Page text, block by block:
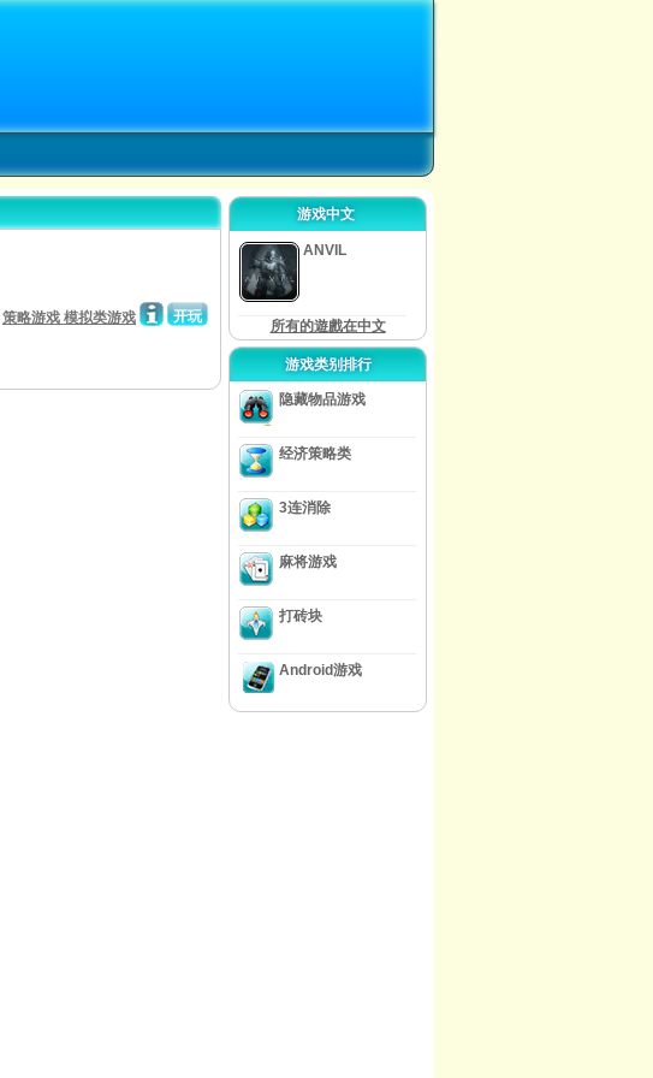
开玩
策略游戏 模拟类游戏
游戏中文
ANVIL
所有的遊戲在中文
游戏类别排行
隐藏物品游戏
经济策略类
3连消除
麻将游戏
打砖块
Android游戏